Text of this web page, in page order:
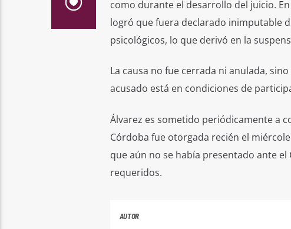
como durante el desarrollo del juicio.
logró que fuera declarado inimputable
psicológicos, lo que derivó en la
La causa no fue cerrada ni anulada,
acusado está en condiciones de
Álvarez es sometido periódicamente a
Córdoba fue otorgada recién el
que aún no se había presentado ante
requeridos.
AUTOR